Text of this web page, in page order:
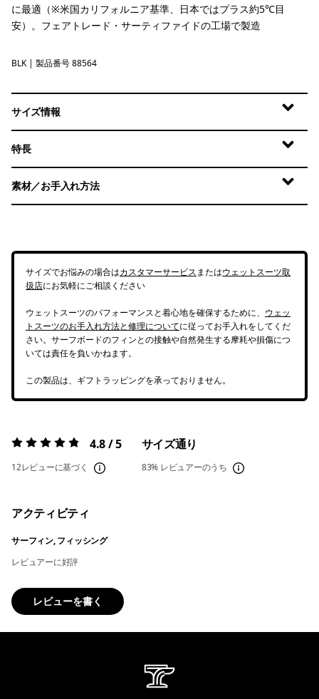
に最適（※米国カリフォルニア基準、日本ではプラス約5℃目
安）。フェアトレード・サーティファイドの工場で製造
Black
BLK | 製品番号 88564
サイズ情報
特長
素材／お手入れ方法
サイズでお悩みの場合はカスタマーサービスまたはウェットスーツ取
扱店にお気軽にご相談ください
ウェットスーツのパフォーマンスと着心地を確保するために、 ウェッ
トスーツのお手入れ方法と修理についてに従ってお手入れをしてくだ
さい。サーフボードのフィンとの接触や自然発生する摩耗や損傷につ
いては責任を負いかねます。
この製品は、ギフトラッピングを承っておりません。
評価:4.8 / 5 4.8 / 5
12レビューに基づく
サイズ通り
83% レビュアーのうち
アクティビティ
サーフィン, フィッシング
レビュアーに好評
レビューを書く